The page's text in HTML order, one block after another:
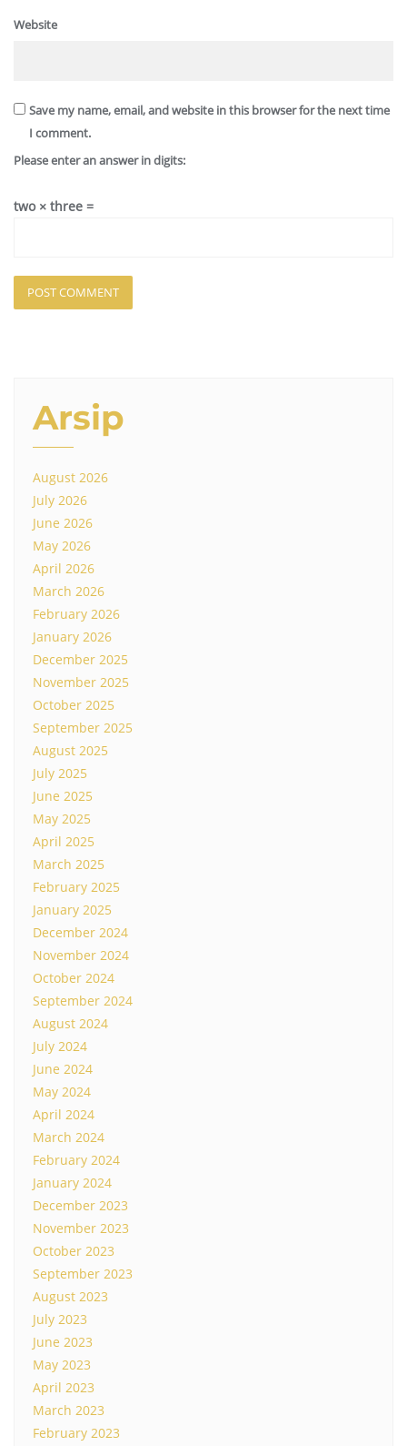
Website
Save my name, email, and website in this browser for the next time
I comment.
Please enter an answer in digits:
two × three =
Arsip
August 2026
July 2026
June 2026
May 2026
April 2026
March 2026
February 2026
January 2026
December 2025
November 2025
October 2025
September 2025
August 2025
July 2025
June 2025
May 2025
April 2025
March 2025
February 2025
January 2025
December 2024
November 2024
October 2024
September 2024
August 2024
July 2024
June 2024
May 2024
April 2024
March 2024
February 2024
January 2024
December 2023
November 2023
October 2023
September 2023
August 2023
July 2023
June 2023
May 2023
April 2023
March 2023
February 2023